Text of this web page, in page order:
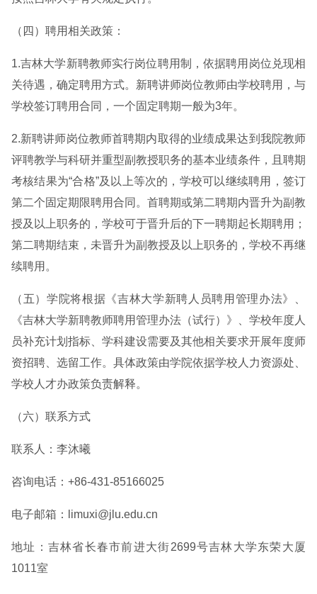
（四）聘用相关政策：
1.吉林大学新聘教师实行岗位聘用制，依据聘用岗位兑现相
关待遇，确定聘用方式。新聘讲师岗位教师由学校聘用，与
学校签订聘用合同，一个固定聘期一般为3年。
2.新聘讲师岗位教师首聘期内取得的业绩成果达到我院教师
评聘教学与科研并重型副教授职务的基本业绩条件，且聘期
考核结果为“合格”及以上等次的，学校可以继续聘用，签订
第二个固定期限聘用合同。首聘期或第二聘期内晋升为副教
授及以上职务的，学校可于晋升后的下一聘期起长期聘用；
第二聘期结束，未晋升为副教授及以上职务的，学校不再继
续聘用。
（五）学院将根据《吉林大学新聘人员聘用管理办法》、
《吉林大学新聘教师聘用管理办法（试行）》、学校年度人
员补充计划指标、学科建设需要及其他相关要求开展年度师
资招聘、选留工作。具体政策由学院依据学校人力资源处、
学校人才办政策负责解释。
（六）联系方式
联系人：李沐曦
咨询电话：+86-431-85166025
电子邮箱：limuxi@jlu.edu.cn
地址：吉林省长春市前进大街2699号吉林大学东荣大厦
1011室